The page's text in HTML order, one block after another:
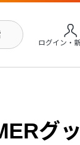
ログイン・
グ